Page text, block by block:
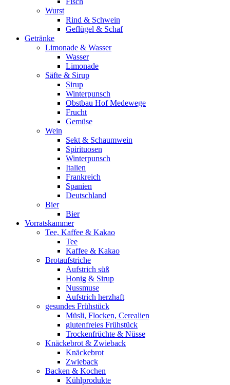
Wurst
Rind & Schwein
Geflügel & Schaf
Getränke
Limonade & Wasser
Wasser
Limonade
Säfte & Sirup
Sirup
Winterpunsch
Obstbau Hof Medewege
Frucht
Gemüse
Wein
Sekt & Schaumwein
Spirituosen
Winterpunsch
Italien
Frankreich
Spanien
Deutschland
Bier
Bier
Vorratskammer
Tee, Kaffee & Kakao
Tee
Kaffee & Kakao
Brotaufstriche
Aufstrich süß
Honig & Sirup
Nussmuse
Aufstrich herzhaft
gesundes Frühstück
Müsli, Flocken, Cerealien
glutenfreies Frühstück
Trockenfrüchte & Nüsse
Knäckebrot & Zwieback
Knäckebrot
Zwieback
Backen & Kochen
Kühlprodukte